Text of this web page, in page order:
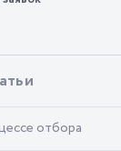
отбора